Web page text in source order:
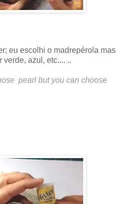
eu escolhi o madrepérola mas
azul, etc.... ..
pearl but you can choose